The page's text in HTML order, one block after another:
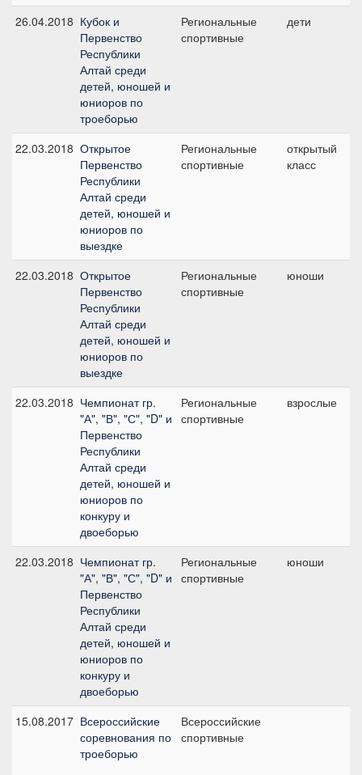
26.04.2018 Кубок и
Первенство
Республики
Алтай среди
детей, юношей и
юниоров по
троеборью
Региональные
спортивные
дети
22.03.2018 Открытое
Первенство
Республики
Алтай среди
детей, юношей и
юниоров по
выездке
Региональные
спортивные
открытый
класс
22.03.2018 Открытое
Первенство
Республики
Алтай среди
детей, юношей и
юниоров по
выездке
Региональные
спортивные
юноши
22.03.2018 Чемпионат гр.
"А", "В", "С", "D" и
Первенство
Республики
Алтай среди
детей, юношей и
юниоров по
конкуру и
двоеборью
Региональные
спортивные
взрослые
22.03.2018 Чемпионат гр.
"А", "В", "С", "D" и
Первенство
Республики
Алтай среди
детей, юношей и
юниоров по
конкуру и
двоеборью
Региональные
спортивные
юноши
15.08.2017 Всероссийские
соревнования по
троеборью
Всероссийские
спортивные